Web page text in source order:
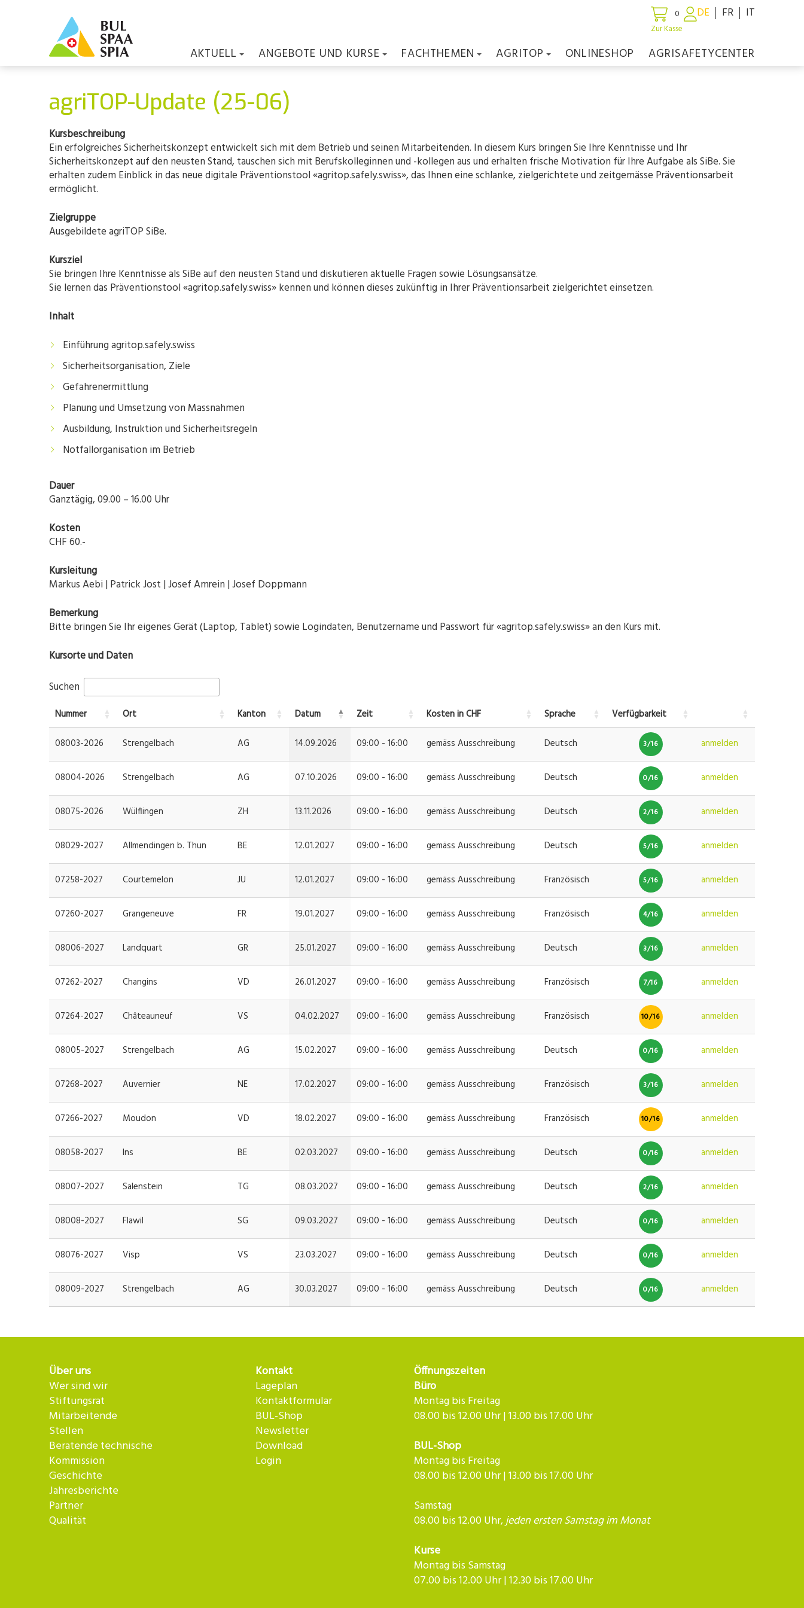
0
Zur Kasse
DE FR IT
AKTUELL ANGEBOTE UND KURSE FACHTHEMEN AGRITOP ONLINESHOP AGRISAFETYCENTER
agriTOP-Update (25-06)
Kursbeschreibung
Ein erfolgreiches Sicherheitskonzept entwickelt sich mit dem Betrieb und seinen Mitarbeitenden. In diesem Kurs bringen Sie Ihre Kenntnisse und Ihr
Sicherheitskonzept auf den neusten Stand, tauschen sich mit Berufskolleginnen und -kollegen aus und erhalten frische Motivation für Ihre Aufgabe als SiBe. Sie
erhalten zudem Einblick in das neue digitale Präventionstool «agritop.safely.swiss», das Ihnen eine schlanke, zielgerichtete und zeitgemässe Präventionsarbeit
ermöglicht.
Zielgruppe
Ausgebildete agriTOP SiBe.
Kursziel
Sie bringen Ihre Kenntnisse als SiBe auf den neusten Stand und diskutieren aktuelle Fragen sowie Lösungsansätze.
Sie lernen das Präventionstool «agritop.safely.swiss» kennen und können dieses zukünftig in Ihrer Präventionsarbeit zielgerichtet einsetzen.
Inhalt
Einführung agritop.safely.swiss
Sicherheitsorganisation, Ziele
Gefahrenermittlung
Planung und Umsetzung von Massnahmen
Ausbildung, Instruktion und Sicherheitsregeln
Notfallorganisation im Betrieb
Dauer
Ganztägig, 09.00 – 16.00 Uhr
Kosten
CHF 60.-
Kursleitung
Markus Aebi | Patrick Jost | Josef Amrein | Josef Doppmann
Bemerkung
Bitte bringen Sie Ihr eigenes Gerät (Laptop, Tablet) sowie Logindaten, Benutzername und Passwort für «agritop.safely.swiss» an den Kurs mit.
Kursorte und Daten
Suchen
Nummer Ort Kanton Datum Zeit Kosten in CHF Sprache Verfügbarkeit
08003-2026 Strengelbach AG 14.09.2026 09:00 - 16:00 gemäss Ausschreibung Deutsch 3/16 anmelden
08004-2026 Strengelbach AG 07.10.2026 09:00 - 16:00 gemäss Ausschreibung Deutsch 0/16 anmelden
08075-2026 Wülflingen ZH 13.11.2026 09:00 - 16:00 gemäss Ausschreibung Deutsch 2/16 anmelden
08029-2027 Allmendingen b. Thun BE 12.01.2027 09:00 - 16:00 gemäss Ausschreibung Deutsch 5/16 anmelden
07258-2027 Courtemelon JU 12.01.2027 09:00 - 16:00 gemäss Ausschreibung Französisch 5/16 anmelden
07260-2027 Grangeneuve FR 19.01.2027 09:00 - 16:00 gemäss Ausschreibung Französisch 4/16 anmelden
08006-2027 Landquart GR 25.01.2027 09:00 - 16:00 gemäss Ausschreibung Deutsch 3/16 anmelden
07262-2027 Changins VD 26.01.2027 09:00 - 16:00 gemäss Ausschreibung Französisch 7/16 anmelden
07264-2027 Châteauneuf VS 04.02.2027 09:00 - 16:00 gemäss Ausschreibung Französisch 10/16 anmelden
08005-2027 Strengelbach AG 15.02.2027 09:00 - 16:00 gemäss Ausschreibung Deutsch 0/16 anmelden
07268-2027 Auvernier NE 17.02.2027 09:00 - 16:00 gemäss Ausschreibung Französisch 3/16 anmelden
07266-2027 Moudon VD 18.02.2027 09:00 - 16:00 gemäss Ausschreibung Französisch 10/16 anmelden
08058-2027 Ins BE 02.03.2027 09:00 - 16:00 gemäss Ausschreibung Deutsch 0/16 anmelden
08007-2027 Salenstein TG 08.03.2027 09:00 - 16:00 gemäss Ausschreibung Deutsch 2/16 anmelden
08008-2027 Flawil SG 09.03.2027 09:00 - 16:00 gemäss Ausschreibung Deutsch 0/16 anmelden
08076-2027 Visp VS 23.03.2027 09:00 - 16:00 gemäss Ausschreibung Deutsch 0/16 anmelden
08009-2027 Strengelbach AG 30.03.2027 09:00 - 16:00 gemäss Ausschreibung Deutsch 0/16 anmelden
Über uns
Wer sind wir
Stiftungsrat
Mitarbeitende
Stellen
Beratende technische
Kommission
Geschichte
Jahresberichte
Partner
Qualität
Kontakt
Lageplan
Kontaktformular
BUL-Shop
Newsletter
Download
Login
Öffnungszeiten
Büro
Montag bis Freitag
08.00 bis 12.00 Uhr | 13.00 bis 17.00 Uhr
BUL-Shop
Montag bis Freitag
08.00 bis 12.00 Uhr | 13.00 bis 17.00 Uhr
Samstag
08.00 bis 12.00 Uhr,jeden ersten Samstag im Monat
Kurse
Montag bis Samstag
07.00 bis 12.00 Uhr | 12.30 bis 17.00 Uhr​​​​​​